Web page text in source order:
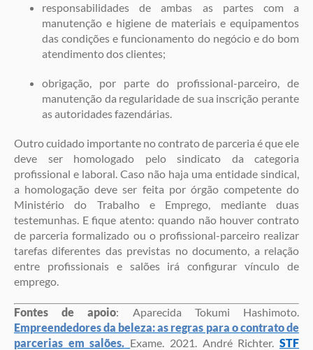
responsabilidades de ambas as partes com a
manutenção e higiene de materiais e equipamentos
das condições e funcionamento do negócio e do bom
atendimento dos clientes;
obrigação, por parte do profissional-parceiro, de
manutenção da regularidade de sua inscrição perante
as autoridades fazendárias.
Outro cuidado importante no contrato de parceria é que ele
deve ser homologado pelo sindicato da categoria
profissional e laboral. Caso não haja uma entidade sindical,
a homologação deve ser feita por órgão competente do
Ministério do Trabalho e Emprego, mediante duas
testemunhas. E fique atento: quando não houver contrato
de parceria formalizado ou o profissional-parceiro realizar
tarefas diferentes das previstas no documento, a relação
entre profissionais e salões irá configurar vínculo de
emprego.
Fontes de apoio: Aparecida Tokumi Hashimoto.
Empreendedores da beleza: as regras para o contrato de
parcerias em salões. Exame. 2021. André Richter.STF